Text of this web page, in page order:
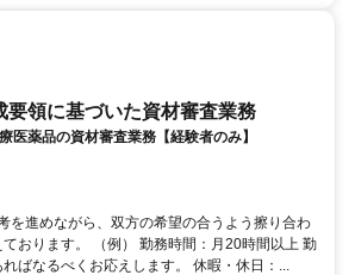
要領に基づいた資材審査業務
医薬品の資材審査業務【経験者のみ】
を進めながら、双方の希望の合うよう擦り合わ
おります。 （例） 勤務時間：月20時間以上 勤
ばなるべくお応えします。 休暇・休日：...